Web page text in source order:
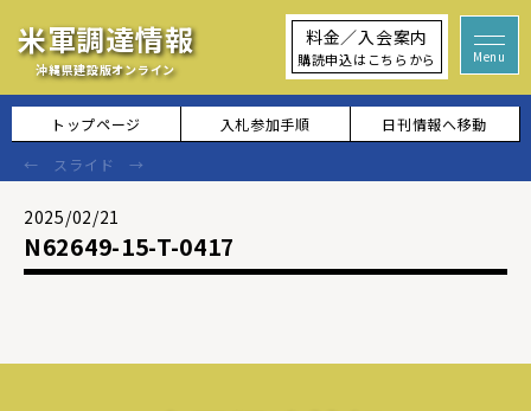
米軍調達情報
沖縄県建設版オンライン
料金／入会案内
購読申込はこちらから
トップページ 入札参加手順 日刊情報へ移動
2025/02/21
N62649-15-T-0417